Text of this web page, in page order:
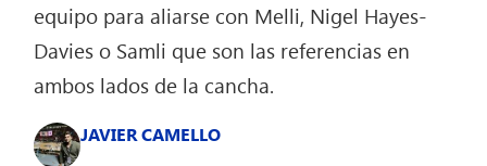
equipo para aliarse con Melli, Nigel Hayes-
Davies o Samli que son las referencias en
ambos lados de la cancha.
JAVIER CAMELLO